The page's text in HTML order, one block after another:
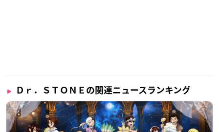
Ｄｒ．ＳＴＯＮＥの関連ニュースランキング